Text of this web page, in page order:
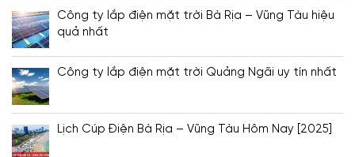
Công ty lắp điện mặt trời Bà Rịa – Vũng Tàu hiệu
quả nhất
Công ty lắp điện mặt trời Quảng Ngãi uy tín nhất
Lịch Cúp Điện Bà Rịa – Vũng Tàu Hôm Nay [2025]